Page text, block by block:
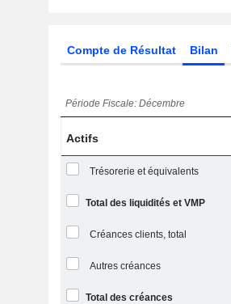
Compte de Résultat Bilan
Période Fiscale: Décembre
Actifs
Trésorerie et équivalents
Total des liquidités et VMP
Créances clients, total
Autres créances
Total des créances